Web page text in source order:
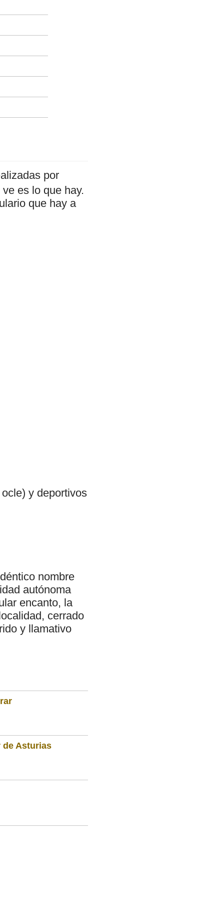
por
es lo que hay.
que hay a
y deportivos
nombre
autónoma
encanto, la
cerrado
y llamativo
de Asturias